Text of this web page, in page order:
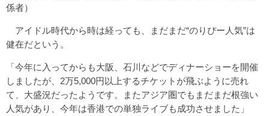
係者）
アイドル時代から時は経っても、まだまだ“のりぴー人気”は
健在だという。
「今年に入ってからも大阪、石川などでディナーショーを開催
しましたが、2万5,000円以上するチケットが飛ぶように売れ
て、大盛況だったようです。またアジア圏でもまだまだ根強い
人気があり、今年は香港での単独ライブも成功させました」